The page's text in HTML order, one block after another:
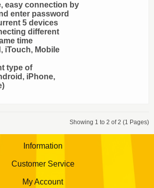
easy connection by
enter password
5 devices
different
time
iTouch, Mobile
type of
iPhone,
Showing 1 to 2 of 2 (1 Pages)
Information
Customer Service
My Account